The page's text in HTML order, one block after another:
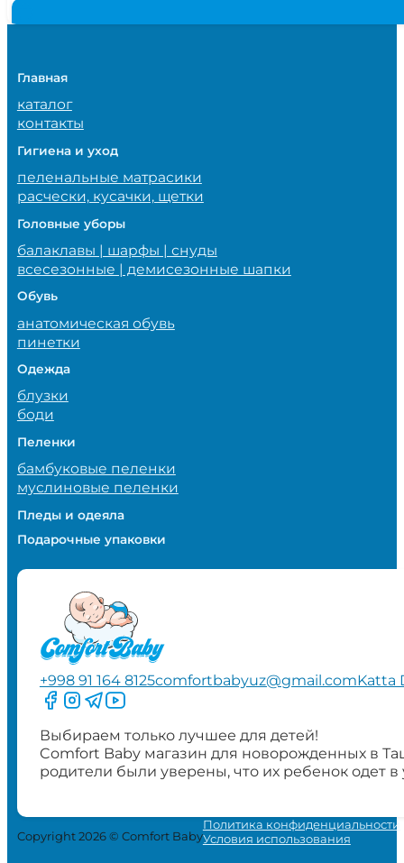
Главная
каталог
контакты
Гигиена и уход
пеленальные матрасики
расчески, кусачки, щетки
Головные уборы
балаклавы | шарфы | снуды
всесезонные | демисезонные шапки
Обувь
анатомическая обувь
пинетки
Одежда
блузки
боди
Пеленки
бамбуковые пеленки
муслиновые пеленки
Пледы и одеяла
Подарочные упаковки
+998 91 164 8125comfortbabyuz@gmail.comKatta
Следите за нами на Facebook
Следите за нами в Instagram
Следите за нами в Telegram
Следите за нами в YouTube
Выбираем только лучшее для детей!
Comfort Baby магазин для новорожденных в
родители были уверены, что их ребенок одет
Copyright 2026 © Comfort Baby
Политика конфиденциальности
Условия использования